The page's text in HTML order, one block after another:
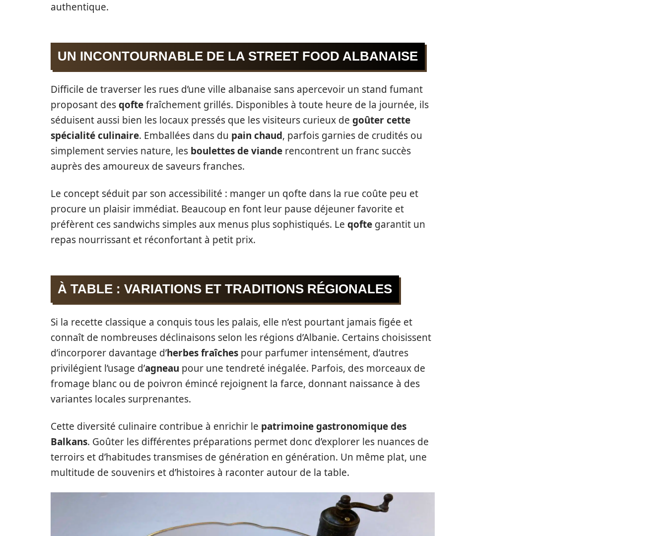
authentique.
UN INCONTOURNABLE DE LA STREET FOOD ALBANAISE
Difficile de traverser les rues d’une ville albanaise sans apercevoir un stand fumant
proposant desqoftefraîchement grillés. Disponibles à toute heure de la journée, ils
séduisent aussi bien les locaux pressés que les visiteurs curieux de goûter cette
spécialité culinaire. Emballées dans du pain chaud, parfois garnies de crudités ou
simplement servies nature, les boulettes de viande rencontrent un franc succès
auprès des amoureux de saveurs franches.
Le concept séduit par son accessibilité : manger un qofte dans la rue coûte peu et
procure un plaisir immédiat. Beaucoup en font leur pause déjeuner favorite et
préfèrent ces sandwichs simples aux menus plus sophistiqués. Le qofte garantit un
repas nourrissant et réconfortant à petit prix.
À TABLE : VARIATIONS ET TRADITIONS RÉGIONALES
Si la recette classique a conquis tous les palais, elle n’est pourtant jamais figée et
connaît de nombreuses déclinaisons selon les régions d’Albanie. Certains choisissent
d’incorporer davantage d’herbes fraîches pour parfumer intensément, d’autres
privilégient l’usage d’agneau pour une tendreté inégalée. Parfois, des morceaux de
fromage blanc ou de poivron émincé rejoignent la farce, donnant naissance à des
variantes locales surprenantes.
Cette diversité culinaire contribue à enrichir le patrimoine gastronomique des
Balkans. Goûter les différentes préparations permet donc d’explorer les nuances de
terroirs et d’habitudes transmises de génération en génération. Un même plat, une
multitude de souvenirs et d’histoires à raconter autour de la table.